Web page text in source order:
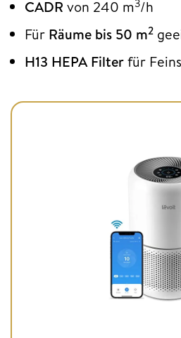
CADR von 240 m3/h
Für Räume bis 50 m2
H13 HEPA Filterfür